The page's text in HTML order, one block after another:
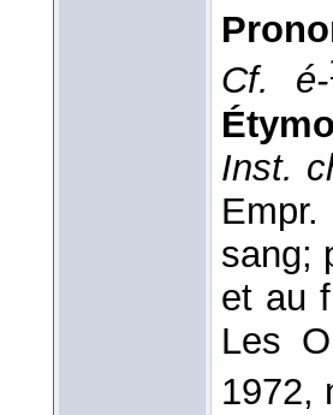
Cf. é-
Inst.
sang;
et au
Les
1972,